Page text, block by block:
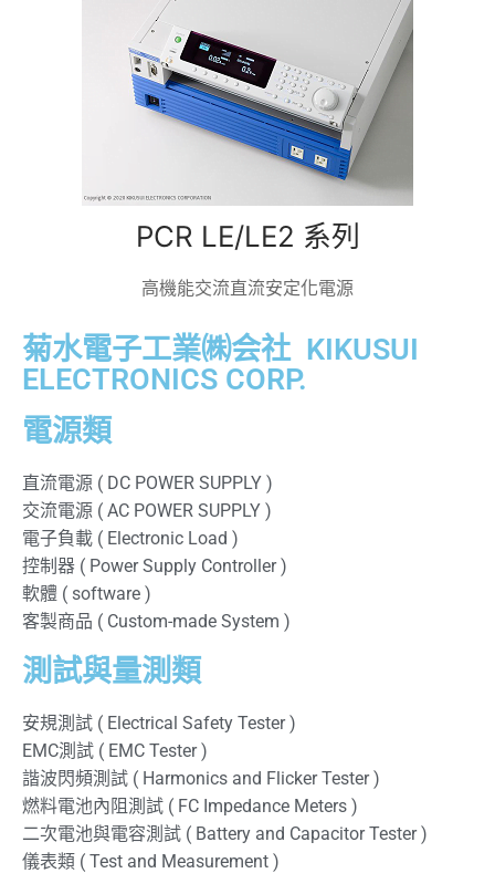
PCR LE/LE2 系列
高機能交流直流安定化電源
菊水電子工業㈱会社 KIKUSUI
ELECTRONICS CORP.
電源類
直流電源 ( DC POWER SUPPLY )
交流電源 ( AC POWER SUPPLY )
電子負載 ( Electronic Load )
控制器 ( Power Supply Controller )
軟體 ( software )
客製商品 ( Custom-made System )
測試與量測類
安規測試 ( Electrical Safety Tester )
EMC測試 ( EMC Tester )
諧波閃頻測試 ( Harmonics and Flicker Tester )
燃料電池內阻測試 ( FC Impedance Meters )
二次電池與電容測試 ( Battery and Capacitor Tester )
儀表類 ( Test and Measurement )